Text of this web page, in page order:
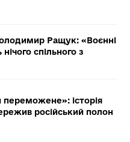
Ращук: «Воєнні
спільного з
історія
російський полон